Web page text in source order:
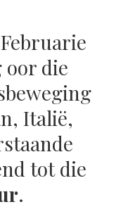
oor die
Italië,
tot die
.